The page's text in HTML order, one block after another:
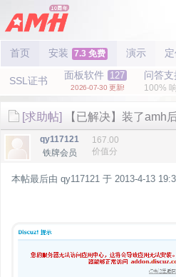
首页 安装 7.3 免费 演示
SSL证书 面板软件 127
2026-07-30 更新!
问答支
100%
[求助帖] 【已解决】装了amh
qy117121
铁牌会员
167.00
价值分
本帖最后由 qy117121 于 2013-4-13